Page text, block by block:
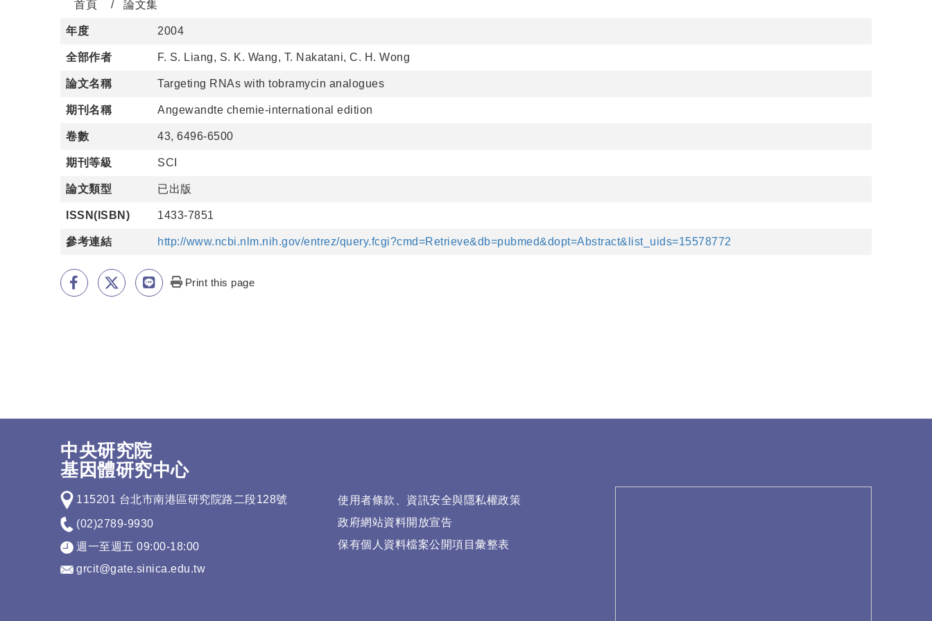
首頁 論文集
年度 2004
全部作者 F. S. Liang, S. K. Wang, T. Nakatani, C. H. Wong
論文名稱 Targeting RNAs with tobramycin analogues
期刊名稱 Angewandte chemie-international edition
卷數 43, 6496-6500
期刊等級 SCI
論文類型 已出版
ISSN(ISBN) 1433-7851
參考連結 http://www.ncbi.nlm.nih.gov/entrez/query.fcgi?cmd=Retrieve&db=pubmed&dopt=Abstract&list_uids=15578772
Print this page
中央研究院
基因體研究中心
115201 台北市南港區研究院路二段128號
(02)2789-9930
週一至週五 09:00-18:00
grcit@gate.sinica.edu.tw
使用者條款、資訊安全與隱私權政策
政府網站資料開放宣告
保有個人資料檔案公開項目彙整表